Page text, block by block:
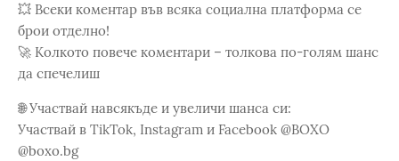
💥 Всеки коментар във всяка социална платформа се
брои отделно!
🚀 Колкото повече коментари – толкова по-голям шанс
да спечелиш
🌐 Участвай навсякъде и увеличи шанса си:
Участвай в TikTok, Instagram и Facebook @BOXO
@boxo.bg